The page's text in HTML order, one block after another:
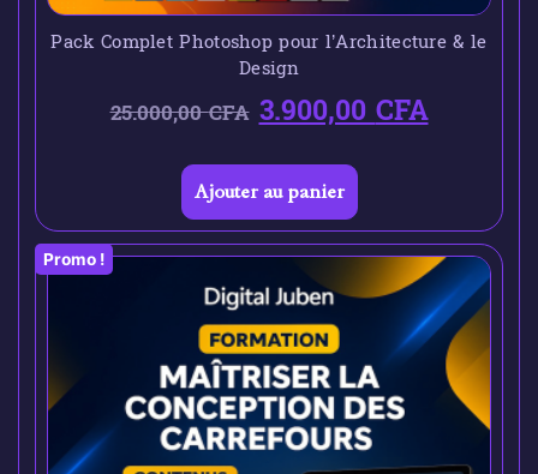
Pack Complet Photoshop pour l’Architecture & le
Design
25.000,00CFA 3.900,00CFA
Ajouter au panier
Promo !